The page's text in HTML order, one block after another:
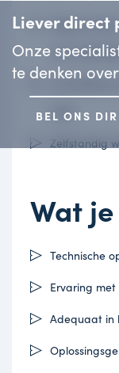
Liever direct
Onze
te denken
BEL ONS
Zagen,
van
Controleren
werk
Zelfstandig
Wat
Technische
Ervaring
Adequaat in